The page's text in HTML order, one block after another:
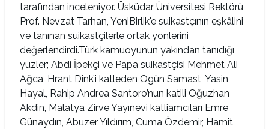
tarafından inceleniyor. Üsküdar Üniversitesi Rektörü
Prof. Nevzat Tarhan, YeniBirlik'e suikastçının eşkâlini
ve tanınan suikastçilerle ortak yönlerini
değerlendirdi.Türk kamuoyunun yakından tanıdığı
yüzler; Abdi İpekçi ve Papa suikastçisi Mehmet Ali
Ağca, Hrant Dink’i katleden Ogün Samast, Yasin
Hayal, Rahip Andrea Santoro’nun katili Oğuzhan
Akdin, Malatya Zirve Yayınevi katliamcıları Emre
Günaydın, Abuzer Yıldırım, Cuma Özdemir, Hamit